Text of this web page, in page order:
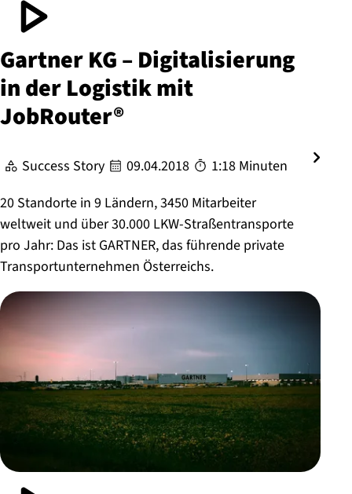
Gartner KG – Di­gi­ta­li­sie­rung
in der Logistik mit
JobRouter®
Success Story 09.04.2018
1:18 Minuten
20 Standorte in 9 Ländern, 3450 Mitarbeiter
weltweit und über 30.000 LKW-Straßentransporte
pro Jahr: Das ist GARTNER, das führende private
Transportunternehmen Österreichs.